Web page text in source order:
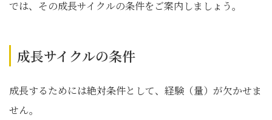
では、その成長サイクルの条件をご案内しましょう。
成長サイクルの条件
成長するためには絶対条件として、経験（量）が欠かせま
せん。